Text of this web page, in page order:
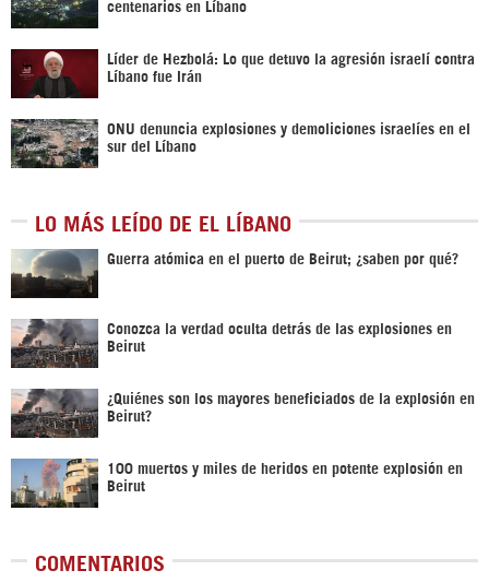
centenarios en Líbano
Líder de Hezbolá: Lo que detuvo la agresión israelí contra
Líbano fue Irán
ONU denuncia explosiones y demoliciones israelíes en el
sur del Líbano
LO MÁS LEÍDO DE EL LÍBANO
Guerra atómica en el puerto de Beirut; ¿saben por qué?
Conozca la verdad oculta detrás de las explosiones en
Beirut
¿Quiénes son los mayores beneficiados de la explosión en
Beirut?
100 muertos y miles de heridos en potente explosión en
Beirut
COMENTARIOS